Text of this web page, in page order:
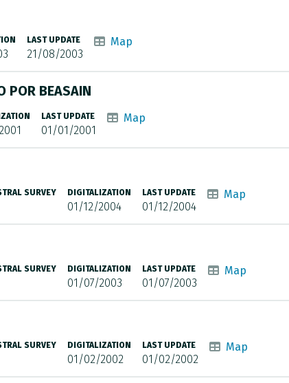
LAST UPDATE
21/08/2003
Map
POR BEASAIN
LAST UPDATE
01/01/2001
Map
SURVEY DIGITALIZATION
01/12/2004
LAST UPDATE
01/12/2004
Map
SURVEY DIGITALIZATION
01/07/2003
LAST UPDATE
01/07/2003
Map
SURVEY DIGITALIZATION
01/02/2002
LAST UPDATE
01/02/2002
Map